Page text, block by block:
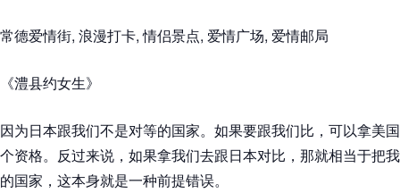
常德爱情街, 浪漫打卡, 情侣景点, 爱情广场, 爱情邮局
《澧县约女生》
因为日本跟我们不是对等的国家。如果要跟我们比，可以拿美
个资格。反过来说，如果拿我们去跟日本对比，那就相当于把
的国家，这本身就是一种前提错误。